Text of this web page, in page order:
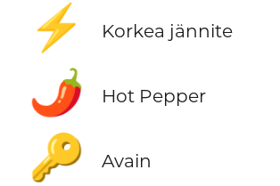
⚡ Korkea jännite
🌶️ Hot Pepper
🔑 Avain